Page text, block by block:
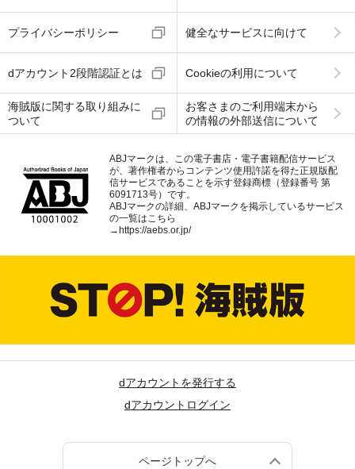
プライバシーポリシー 健全なサービスに向けて
dアカウント2段階認証とは Cookieの利用について
海賊版に関する取り組みに
ついて
お客さまのご利用端末から
の情報の外部送信について
ABJマークは、この電子書店・電子書籍配信サービス
が、著作権者からコンテンツ使用許諾を得た正規版配
信サービスであることを示す登録商標（登録番号 第
6091713号）です。
ABJマークの詳細、ABJマークを掲示しているサービス
の一覧はこちら
→ https://aebs.or.jp/
dアカウントを発行する
dアカウントログイン
ページトップへ